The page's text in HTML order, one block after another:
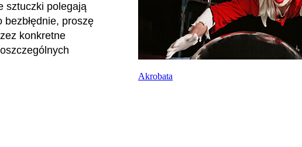
sztuczki polegają
bezbłędnie, proszę
konkretne
Akrobata